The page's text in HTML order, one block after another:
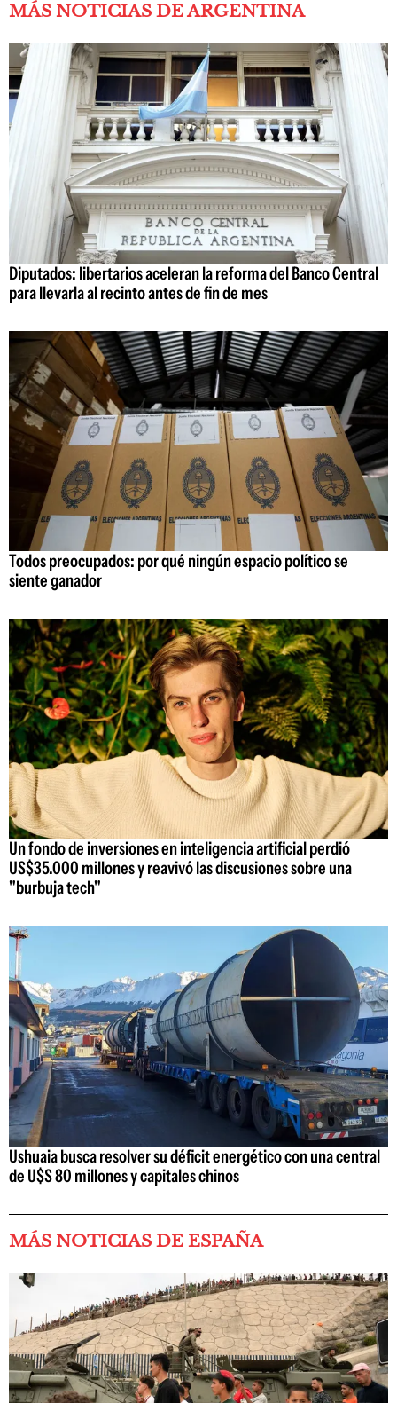
MÁS NOTICIAS DE ARGENTINA
Diputados: libertarios aceleran la reforma del Banco Central
para llevarla al recinto antes de fin de mes
Todos preocupados: por qué ningún espacio político se
siente ganador
Un fondo de inversiones en inteligencia artificial perdió
US$35.000 millones y reavivó las discusiones sobre una
"burbuja tech"
Ushuaia busca resolver su déficit energético con una central
de U$S 80 millones y capitales chinos
MÁS NOTICIAS DE ESPAÑA